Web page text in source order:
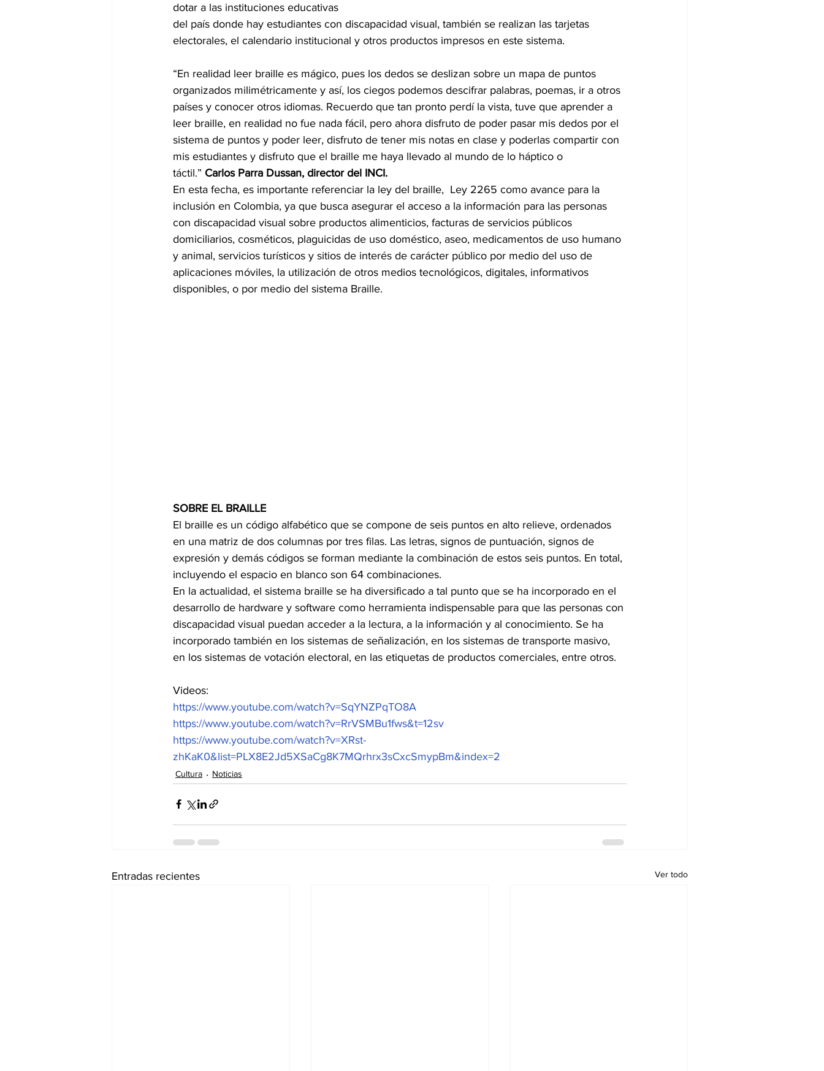
dotar a las instituciones educativas
del país donde hay estudiantes con discapacidad visual, también se realizan las tarjetas
electorales, el calendario institucional y otros productos impresos en este sistema.
“En realidad leer braille es mágico, pues los dedos se deslizan sobre un mapa de puntos
organizados milimétricamente y así, los ciegos podemos descifrar palabras, poemas, ir a otros
países y conocer otros idiomas. Recuerdo que tan pronto perdí la vista, tuve que aprender a
leer braille, en realidad no fue nada fácil, pero ahora disfruto de poder pasar mis dedos por el
sistema de puntos y poder leer, disfruto de tener mis notas en clase y poderlas compartir con
mis estudiantes y disfruto que el braille me haya llevado al mundo de lo háptico o
táctil.” Carlos Parra Dussan, director del INCI.
En esta fecha, es importante referenciar la ley del braille,  Ley 2265 como avance para la
inclusión en Colombia, ya que busca asegurar el acceso a la información para las personas
con discapacidad visual sobre productos alimenticios, facturas de servicios públicos
domiciliarios, cosméticos, plaguicidas de uso doméstico, aseo, medicamentos de uso humano
y animal, servicios turísticos y sitios de interés de carácter público por medio del uso de
aplicaciones móviles, la utilización de otros medios tecnológicos, digitales, informativos
disponibles, o por medio del sistema Braille.
SOBRE EL BRAILLE
El braille es un código alfabético que se compone de seis puntos en alto relieve, ordenados
en una matriz de dos columnas por tres filas. Las letras, signos de puntuación, signos de
expresión y demás códigos se forman mediante la combinación de estos seis puntos. En total,
incluyendo el espacio en blanco son 64 combinaciones.
En la actualidad, el sistema braille se ha diversificado a tal punto que se ha incorporado en el
desarrollo de hardware y software como herramienta indispensable para que las personas con
discapacidad visual puedan acceder a la lectura, a la información y al conocimiento. Se ha
incorporado también en los sistemas de señalización, en los sistemas de transporte masivo,
en los sistemas de votación electoral, en las etiquetas de productos comerciales, entre otros.
Videos:
https://www.youtube.com/watch?v=SqYNZPqTO8A
https://www.youtube.com/watch?v=RrVSMBu1fws&t=12sv
https://www.youtube.com/watch?v=XRst-
zhKaK0&list=PLX8E2Jd5XSaCg8K7MQrhrx3sCxcSmypBm&index=2
Cultura Noticias
Entradas recientes Ver todo